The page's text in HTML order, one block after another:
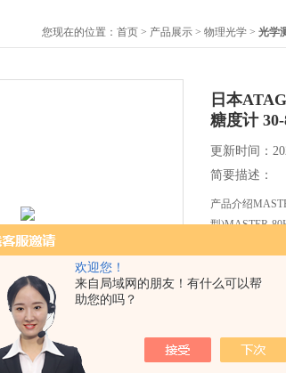
欢迎您！
来自局域网的朋友！有什么可以帮
助您的吗？
您现在的位置： 首页 > 产品展示 > 物理光学 > 光学
日本
糖度计
更新时间：
简要描述：
产品介绍
型)MASTER-